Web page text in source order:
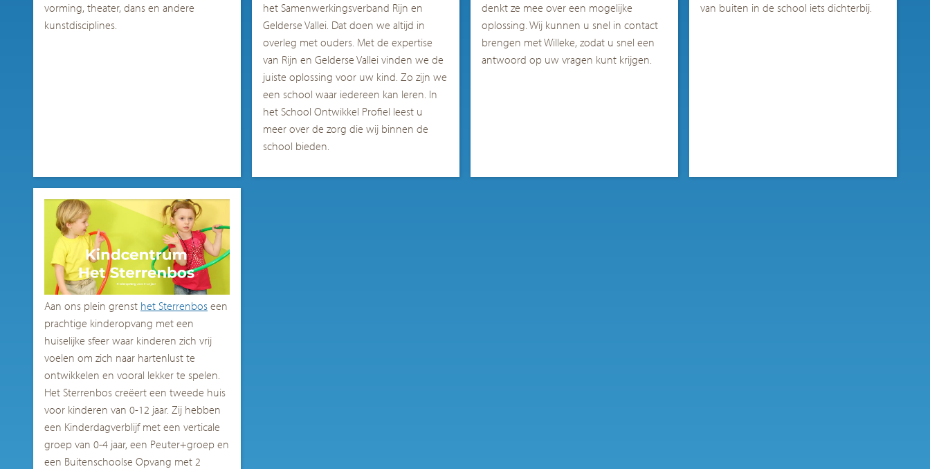
vorming, theater, dans en andere
kunstdisciplines.
het Samenwerkingsverband Rijn en
Gelderse Vallei. Dat doen we altijd in
overleg met ouders. Met de expertise
van Rijn en Gelderse Vallei vinden we de
juiste oplossing voor uw kind. Zo zijn we
een school waar iedereen kan leren. In
het School Ontwikkel Profiel leest u
meer over de zorg die wij binnen de
school bieden.
denkt ze mee over een mogelijke
oplossing. Wij kunnen u snel in contact
brengen metWilleke, zodat u snel een
antwoord op uw vragen kunt krijgen.
van buiten in de school iets dichterbij.
Aan ons plein grenst het Sterrenbos een
prachtige kinderopvang met een
huiselijke sfeer waar kinderen zich vrij
voelen om zich naar hartenlust te
ontwikkelen en vooral lekker te spelen.
Het Sterrenbos creëert een tweede huis
voor kinderen van 0-12 jaar. Zij hebben
een Kinderdagverblijf met een verticale
groep van 0-4 jaar, een Peuter+groep en
een Buitenschoolse Opvang met 2